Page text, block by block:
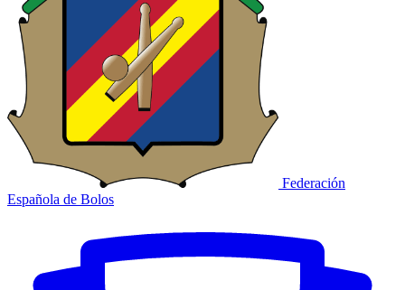
Federación
Española de Bolos